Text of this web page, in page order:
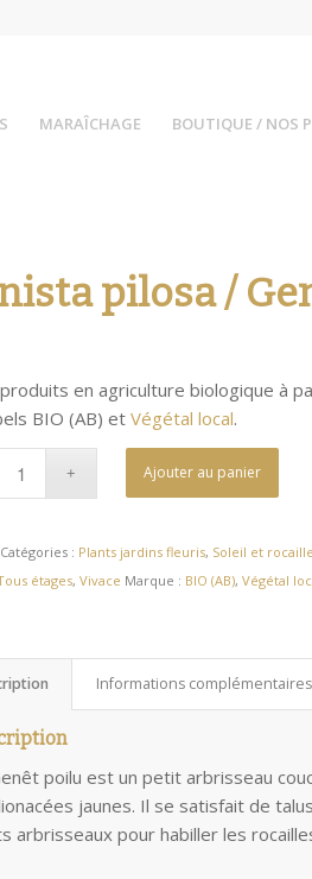
MARAÎCHAGE BOUTIQUE / NOS
pilosa /
en agriculture biologique à
BIO (AB) etVégétal local.
Ajouter au panier
Catégories : Plants jardins fleuris, Soleil et rocaille
étages,Vivace Marque : BIO (AB),Végétal
Informations complémentaires
poilu est un petit arbrisseau
jaunes. Il se satisfait de
arbrisseaux pour habiller les